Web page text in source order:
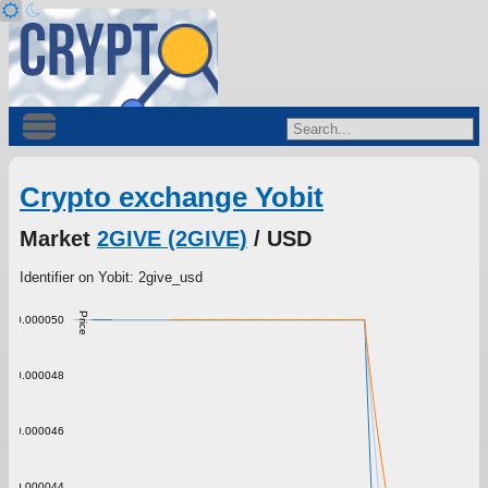
Crypto exchange Yobit
Market 2GIVE (2GIVE) / USD
Identifier on Yobit: 2give_usd
Price
0.000046
0.000048
0.000050